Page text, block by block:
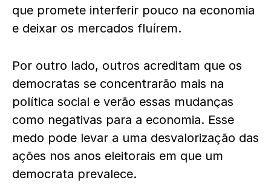
que promete interferir pouco na economia
e deixar os mercados fluírem.
Por outro lado, outros acreditam que os
democratas se concentrarão mais na
política social e verão essas mudanças
como negativas para a economia. Esse
medo pode levar a uma desvalorização das
ações nos anos eleitorais em que um
democrata prevalece.